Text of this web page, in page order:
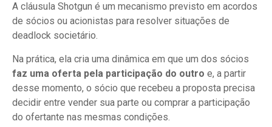
A cláusula Shotgun é um mecanismo previsto em acordos
de sócios ou acionistas para resolver situações de
deadlock societário.
Na prática, ela cria uma dinâmica em que um dos sócios
faz uma oferta pela participação do outro e, a partir
desse momento, o sócio que recebeu a proposta precisa
decidir entre vender sua parte ou comprar a participação
do ofertante nas mesmas condições.